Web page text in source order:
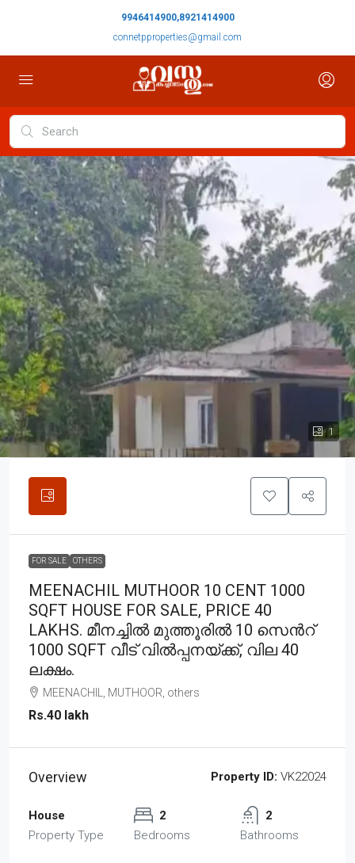
9946414900,8921414900
connetpproperties@gmail.com
1
FOR SALE OTHERS
MEENACHIL MUTHOOR 10 CENT 1000
SQFT HOUSE FOR SALE, PRICE 40
LAKHS. മീനച്ചിൽ മുത്തൂരിൽ 10 സെൻറ്
1000 SQFT വീട് വിൽപ്പനയ്ക്ക്, വില 40
ലക്ഷം.
MEENACHIL, MUTHOOR, others
Rs.40 lakh
Overview Property ID: VK22024
House
Property Type
2
Bedrooms
2
Bathrooms